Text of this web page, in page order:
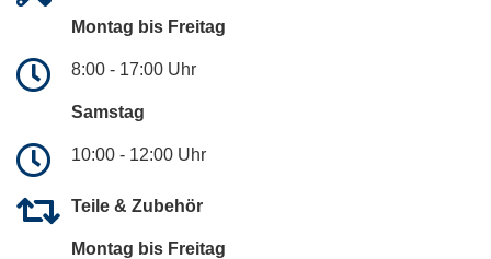
Montag bis Freitag
8:00 - 17:00 Uhr
Samstag
10:00 - 12:00 Uhr
Teile & Zubehör
Montag bis Freitag